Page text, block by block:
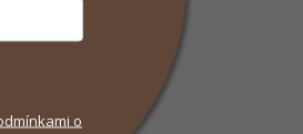
o